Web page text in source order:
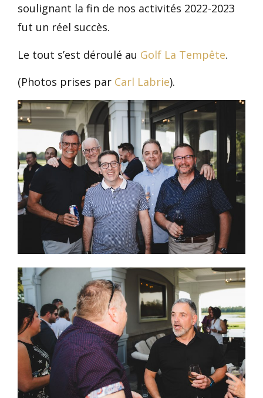
soulignant la fin de nos activités 2022-2023
fut un réel succès.
Le tout s’est déroulé au Golf La Tempête.
(Photos prises par Carl Labrie).